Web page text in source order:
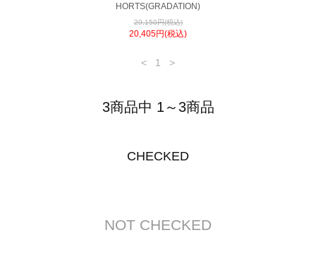
HORTS(GRADATION)
29,150円(税込)
20,405円(税込)
< 1 >
3商品中 1～3商品
CHECKED
NOT CHECKED